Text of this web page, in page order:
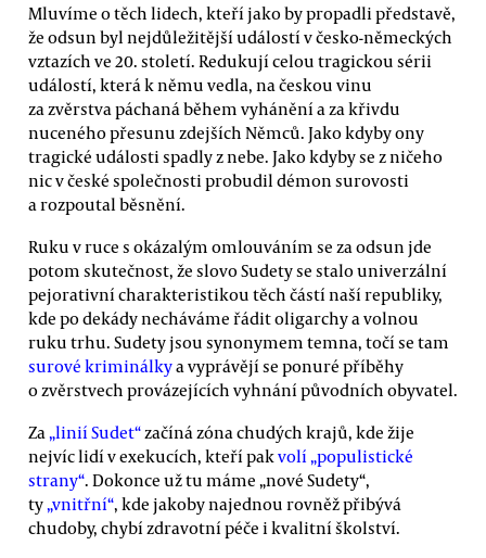
Mluvíme o těch lidech, kteří jako by propadli představě,
že odsun byl nejdůležitější událostí v česko-německých
vztazích ve 20. století. Redukují celou tragickou sérii
událostí, která k němu vedla, na českou vinu
za zvěrstva páchaná během vyhánění a za křivdu
nuceného přesunu zdejších Němců. Jako kdyby ony
tragické události spadly z nebe. Jako kdyby se z ničeho
nic v české společnosti probudil démon surovosti
a rozpoutal běsnění.
Ruku v ruce s okázalým omlouváním se za odsun jde
potom skutečnost, že slovo Sudety se stalo univerzální
pejorativní charakteristikou těch částí naší republiky,
kde po dekády necháváme řádit oligarchy a volnou
ruku trhu. Sudety jsou synonymem temna, točí se tam
surové kriminálkya vyprávějí se ponuré příběhy
o zvěrstvech provázejících vyhnání původních obyvatel.
Za„linií Sudet“začíná zóna chudých krajů, kde žije
nejvíc lidí v exekucích, kteří pakvolí „populistické
strany“. Dokonce už tu máme „nové Sudety“,
ty„vnitřní“, kde jakoby najednou rovněž přibývá
chudoby, chybí zdravotní péče i kvalitní školství.